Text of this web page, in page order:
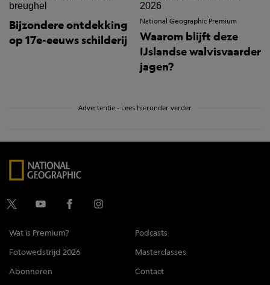
Bijzondere ontdekking
op 17e-eeuws schilderij
National Geographic Premium
Waarom blijft deze
IJslandse walvisvaarder
jagen?
Advertentie - Lees hieronder verder
Wat is Premium?
Podcasts
Fotowedstrijd 2026
Masterclasses
Abonneren
Contact